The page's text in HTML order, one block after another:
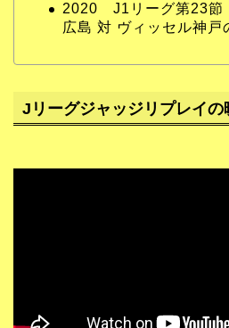
2020 J1リーグ第23節
広島 対 ヴィッセル神戸
Jリーグジャッジリプレイの